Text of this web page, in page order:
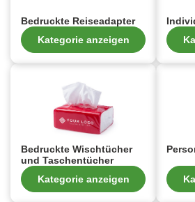
Bedruckte Reiseadapter
Kategorie anzeigen
Bedruckte Wischtücher
und Taschentücher
Kategorie anzeigen